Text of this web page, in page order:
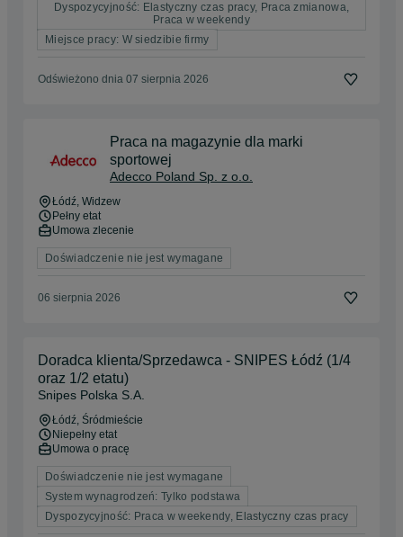
Dyspozycyjność: Elastyczny czas pracy, Praca zmianowa,
Praca w weekendy
Miejsce pracy: W siedzibie firmy
Odświeżono dnia 07 sierpnia 2026
Praca na magazynie dla marki
sportowej
Adecco Poland Sp. z o.o.
Łódź, Widzew
Pełny etat
Umowa zlecenie
Doświadczenie nie jest wymagane
06 sierpnia 2026
Doradca klienta/Sprzedawca - SNIPES Łódź (1/4
oraz 1/2 etatu)
Snipes Polska S.A.
Łódź, Śródmieście
Niepełny etat
Umowa o pracę
Doświadczenie nie jest wymagane
System wynagrodzeń: Tylko podstawa
Dyspozycyjność: Praca w weekendy, Elastyczny czas pracy